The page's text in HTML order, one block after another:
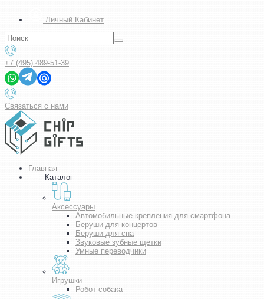
Личный Кабинет
+7 (495) 489-51-39
Связаться с нами
Главная
Каталог
Аксессуары
Автомобильные крепления для смартфона
Беруши для концертов
Беруши для сна
Звуковые зубные щетки
Умные переводчики
Игрушки
Робот-собака